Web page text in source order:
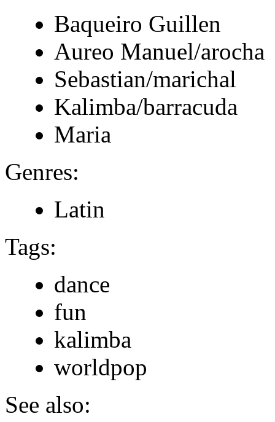
Baqueiro Guillen
Aureo Manuel/arocha
Sebastian/marichal
Kalimba/barracuda
Maria
Genres:
Latin
Tags:
dance
fun
kalimba
worldpop
See also: